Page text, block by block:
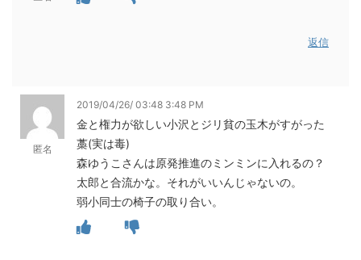
返信
匿名
2019/04/26/ 03:48 3:48 PM
金と権力が欲しい小沢とジリ貧の玉木がすがった
藁(実は毒)
森ゆうこさんは原発推進のミンミンに入れるの？
太郎と合流かな。それがいいんじゃないの。
弱小同士の椅子の取り合い。